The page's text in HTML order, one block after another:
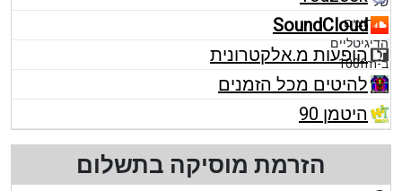
SoundCloud
הופעות מ.אלקטרונית
להיטים מכל הזמנים
היטמן 90
הזרמת מוסיקה בתשלום